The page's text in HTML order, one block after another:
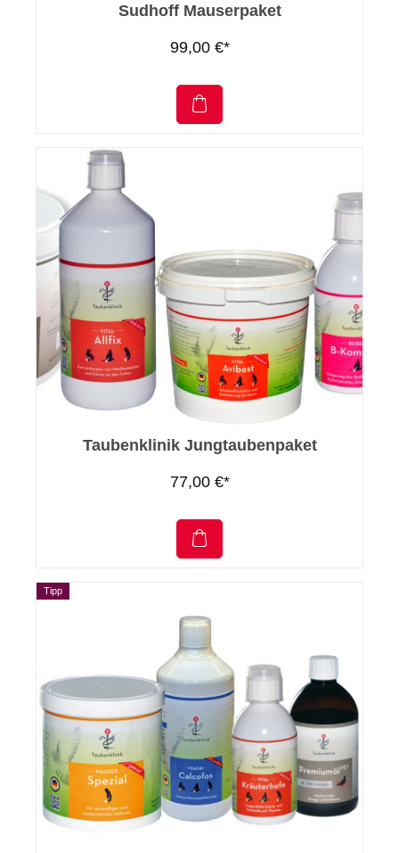
Sudhoff Mauserpaket
99,00 €*
Taubenklinik Jungtaubenpaket
77,00 €*
Tipp